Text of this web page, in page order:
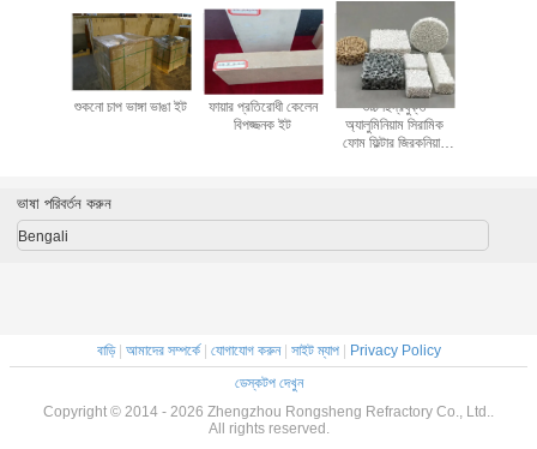
শুকনো চাপ ভাঙ্গা ভাঙা ইট
ফায়ার প্রতিরোধী কেলেন
বিপজ্জনক ইট
উচ্চ ছিদ্রযুক্ত
অ্যালুমিনিয়াম সিরামিক
ফোম ফিল্টার জিরকনিয়াম
ভাষা পরিবর্তন করুন
Bengali
বাড়ি| আমাদের সম্পর্কে| যোগাযোগ করুন| সাইট ম্যাপ| Privacy Policy
ডেস্কটপ দেখুন
Copyright © 2014 - 2026 Zhengzhou Rongsheng Refractory Co., Ltd..
All rights reserved.